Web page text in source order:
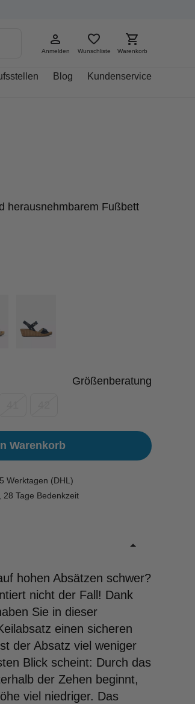
Anmelden Wunschliste Warenkorb
Blog Kundenservice
herausnehmbarem Fußbett
Größenberatung
Warenkorb
Werktagen (DHL)
28 Tage Bedenkzeit
hohen Absätzen schwer?
nicht der Fall! Dank
Sie in dieser
einen sicheren
der Absatz viel weniger
Blick scheint: Durch das
der Zehen beginnt,
viel niedriger. Das